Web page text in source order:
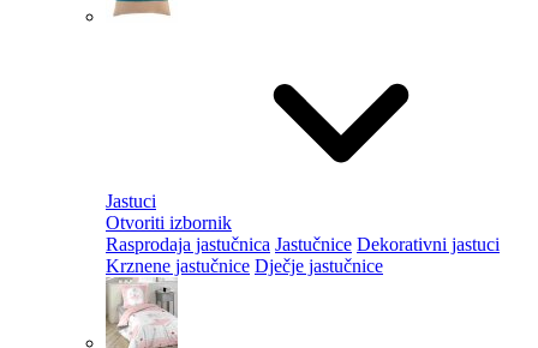
Jastuci
Otvoriti izbornik
Rasprodaja jastučnica Jastučnice Dekorativni jastuci
Krznene jastučnice Dječje jastučnice